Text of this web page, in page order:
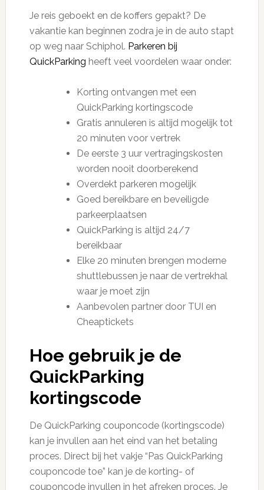
Je reis geboekt en de koffers gepakt? De
vakantie kan beginnen zodra je in de auto stapt
op weg naar Schiphol. Parkeren bij
QuickParking heeft veel voordelen waar onder:
Korting ontvangen met een
QuickParking kortingscode
Gratis annuleren is altijd mogelijk tot
20 minuten voor vertrek
De eerste 3 uur vertragingskosten
worden nooit doorberekend
Overdekt parkeren mogelijk
Goed bereikbare en beveiligde
parkeerplaatsen
QuickParking is altijd 24/7
bereikbaar
Elke 20 minuten brengen moderne
shuttlebussen je naar de vertrekhal
waar je moet zijn
Aanbevolen partner door TUI en
Cheaptickets
Hoe gebruik je de
QuickParking
kortingscode
De QuickParking couponcode (kortingscode)
kan je invullen aan het eind van het betaling
proces. Direct bij het vakje “Pas QuickParking
couponcode toe” kan je de korting- of
couponcode invullen in het afreken proces. Je